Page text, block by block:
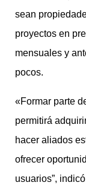
sean
proyectos en
mensuales y
pocos.
«Formar parte
permitirá
hacer aliados
ofrecer
usuarios”,